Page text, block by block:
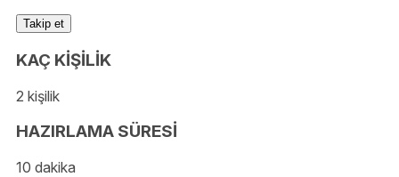
Takip et
KAÇ KİŞİLİK
2 kişilik
HAZIRLAMA SÜRESİ
10 dakika